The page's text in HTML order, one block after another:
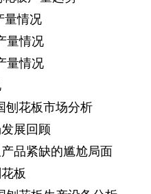
量情况
量情况
量情况
刨花板市场分析
展回顾
品紧缺的尴尬局面
板